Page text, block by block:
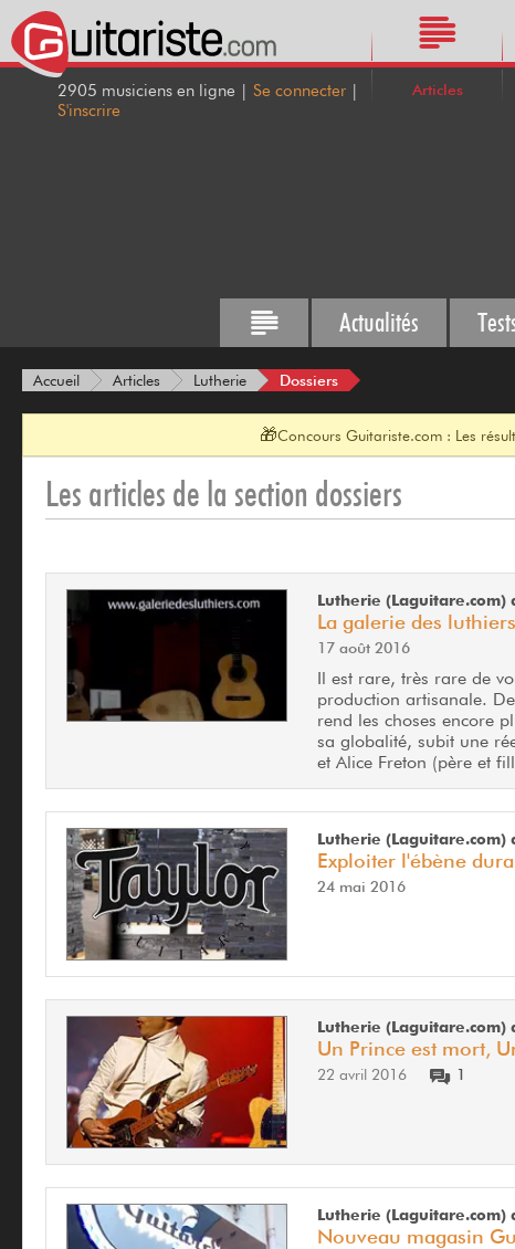
2905 musiciens en ligne | Se connecter |
S'inscrire
Articles
Actualités
Accueil Articles Lutherie Dossiers
🎁Concours Guitariste.com : Les
Les articles de la section dossiers
Lutherie (Laguitare.com)
La galerie des
17 août 2016
Il est rare, très rare de
production artisanale.
rend les choses encore
sa globalité, subit une
et Alice Freton (père et
Lutherie (Laguitare.com)
Exploiter l'ébène
24 mai 2016
Lutherie (Laguitare.com)
Un Prince est mort,
22 avril 2016 1
Lutherie (Laguitare.com)
Nouveau magasin